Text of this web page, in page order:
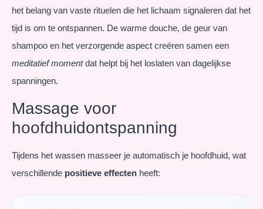
het belang van vaste rituelen die het lichaam signaleren dat het
tijd is om te ontspannen. De warme douche, de geur van
shampoo en het verzorgende aspect creëren samen een
meditatief momentdat helpt bij het loslaten van dagelijkse
spanningen.
Massage voor
hoofdhuidontspanning
Tijdens het wassen masseer je automatisch je hoofdhuid, wat
verschillende positieve effecten heeft: